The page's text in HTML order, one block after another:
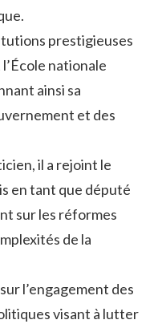
prestigieuses
nationale
ainsi sa
et des
il a rejoint le
en tant que député
sur les réformes
de la
l’engagement des
visant à lutter